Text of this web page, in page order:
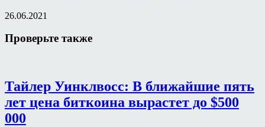
26.06.2021
Проверьте также
Тайлер Уинклвосс: В ближайшие пять
лет цена биткоина вырастет до $500
000